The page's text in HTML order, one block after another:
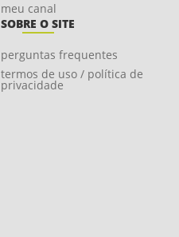
meu canal
SOBRE O SITE
perguntas frequentes
termos de uso / política de
privacidade